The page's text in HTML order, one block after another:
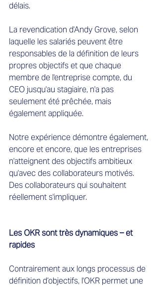
délais.
La revendication d'Andy Grove, selon
laquelle les salariés peuvent être
responsables de la définition de leurs
propres objectifs et que chaque
membre de l'entreprise compte, du
CEO jusqu'au stagiaire, n'a pas
seulement été prêchée, mais
également appliquée.
Notre expérience démontre également,
encore et encore, que les entreprises
n'atteignent des objectifs ambitieux
qu'avec des collaborateurs motivés.
Des collaborateurs qui souhaitent
réellement s'impliquer.
Les OKR sont très dynamiques – et
rapides
Contrairement aux longs processus de
définition d’objectifs, l'OKR permet une